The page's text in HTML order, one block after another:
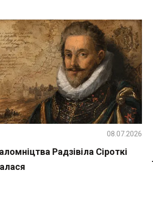
Радзівіла Сіроткі
08.07.2026